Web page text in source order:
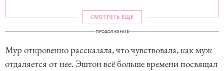
СМОТРЕТЬ ЕЩЕ
ПРОДОЛЖЕНИЕ
Мур откровенно рассказала, что чувствовала, как муж
отдаляется от нее. Эштон всё больше времени посвящал